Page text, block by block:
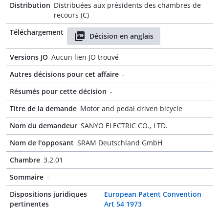
Distribution Distribuées aux présidents des chambres de
recours (C)
Téléchargement
Décision en anglais
Versions JO Aucun lien JO trouvé
Autres décisions pour cet affaire -
Résumés pour cette décision -
Titre de la demande Motor and pedal driven bicycle
Nom du demandeur SANYO ELECTRIC CO., LTD.
Nom de l'opposant SRAM Deutschland GmbH
Chambre 3.2.01
Sommaire -
Dispositions juridiques
pertinentes
European Patent Convention
Art 54 1973